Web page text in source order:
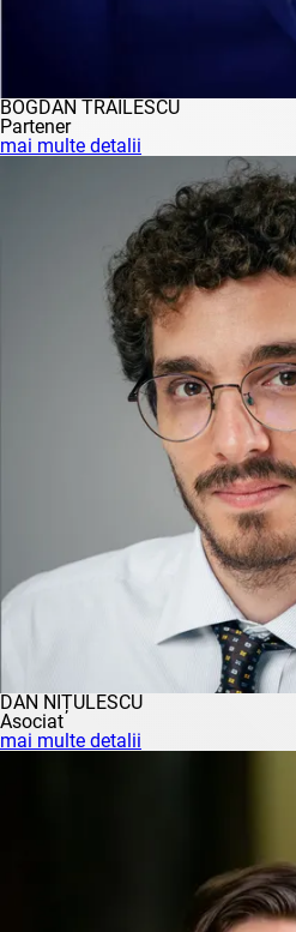
BOGDAN TRĂILESCU
Partener
mai multe detalii
DAN NIȚULESCU
Asociat
mai multe detalii